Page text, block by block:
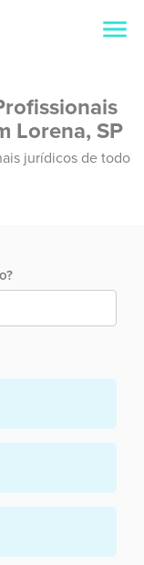
Lorena, SP
jurídicos de todo